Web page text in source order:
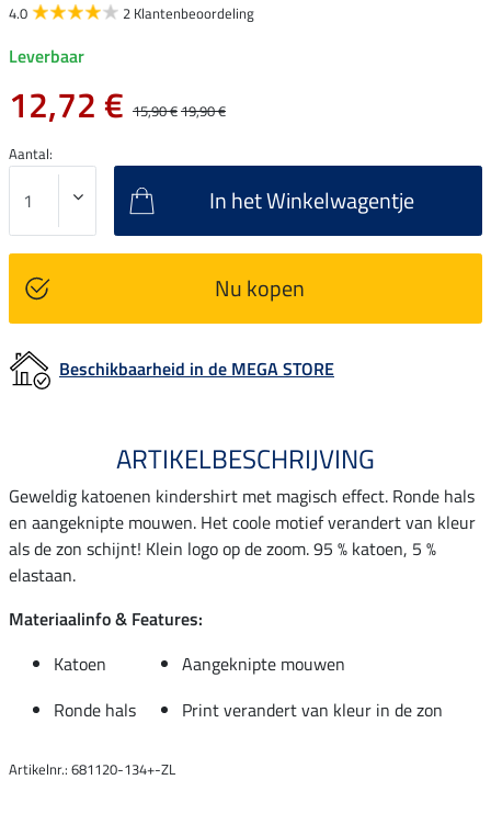
4.0 2 Klantenbeoordeling
Leverbaar
12,72 € 15,90 €19,90 €
Aantal:
In het Winkelwagentje
Nu kopen
Beschikbaarheid in de MEGA STORE
ARTIKELBESCHRIJVING
Geweldig katoenen kindershirt met magisch effect. Ronde hals
en aangeknipte mouwen. Het coole motief verandert van kleur
als de zon schijnt! Klein logo op de zoom. 95 % katoen, 5 %
elastaan.
Materiaalinfo & Features:
Katoen
Aangeknipte mouwen
Ronde hals
Print verandert van kleur in de zon
Artikelnr.: 681120-134+-ZL